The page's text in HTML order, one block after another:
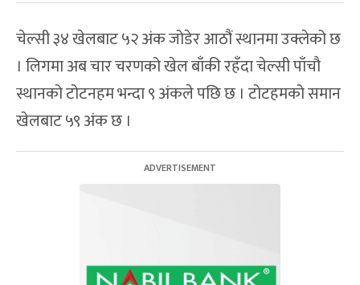
चेल्सी ३४ खेलबाट ५२ अंक जोडेर आठौं स्थानमा उक्लेको छ
। लिगमा अब चार चरणको खेल बाँकी रहँदा चेल्सी पाँचौ
स्थानको टोटनहम भन्दा ९ अंकले पछि छ । टोटहमको समान
खेलबाट ५९ अंक छ ।